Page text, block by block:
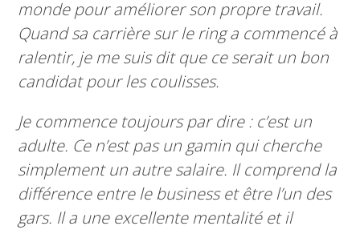
monde pour améliorer son propre travail.
Quand sa carrière sur le ring a commencé à
ralentir, je me suis dit que ce serait un bon
candidat pour les coulisses.
Je commence toujours par dire : c’est un
adulte. Ce n’est pas un gamin qui cherche
simplement un autre salaire. Il comprend la
différence entre le business et être l’un des
gars. Il a une excellente mentalité et il